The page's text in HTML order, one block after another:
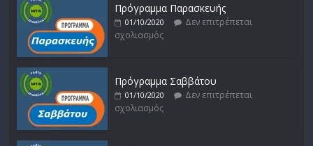
Πρόγραμμα Παρασκευής
01/10/2020
Δεν επιτρέπεται
σχολιασμός
Πρόγραμμα Σαββάτου
01/10/2020
Δεν επιτρέπεται
σχολιασμός